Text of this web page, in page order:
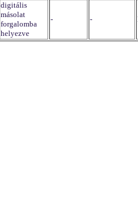
digitális
másolat
forgalomba
helyezve
- -